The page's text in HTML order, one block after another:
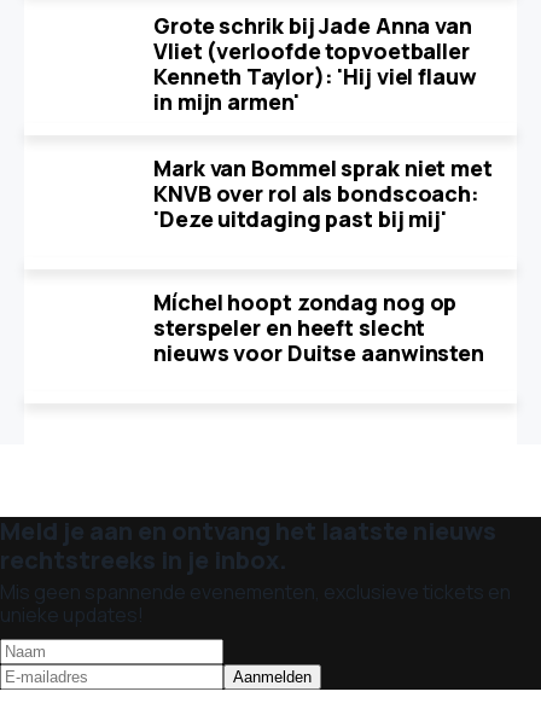
Grote schrik bij Jade Anna van
Vliet (verloofde topvoetballer
Kenneth Taylor): 'Hij viel flauw
in mijn armen'
Mark van Bommel sprak niet met
KNVB over rol als bondscoach:
'Deze uitdaging past bij mij'
Míchel hoopt zondag nog op
sterspeler en heeft slecht
nieuws voor Duitse aanwinsten
Meld je aan en ontvang het laatste nieuws
rechtstreeks in je inbox.
Mis geen spannende evenementen, exclusieve tickets en
unieke updates!